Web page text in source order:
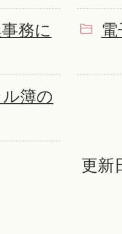
務に
簿の
更新